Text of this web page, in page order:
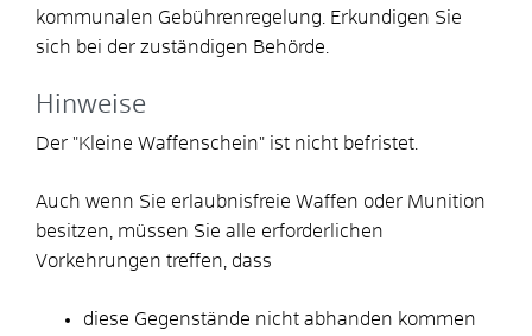
kommunalen Gebührenregelung. Erkundigen Sie
sich bei der zuständigen Behörde.
Hinweise
Der "Kleine Waffenschein" ist nicht befristet.
Auch wenn Sie erlaubnisfreie Waffen oder Munition
besitzen, müssen Sie alle erforderlichen
Vorkehrungen treffen, dass
diese Gegenstände nicht abhanden kommen